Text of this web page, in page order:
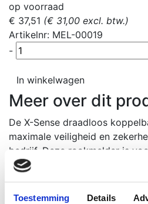
Toestemming Details
op voorraad
€ 37,51 (€ 31,00 excl. btw.)
Artikelnr: MEL-00019
-
In winkelwagen
Meer over dit
De X-Sense draadloos
maximale veiligheid en
bedrijf. Deze rookmelder is
verzegelde 3V lithium batterij
10 jaar, waardoor regelmatige
tijd zijn.